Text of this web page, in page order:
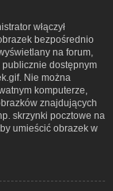
włączył
bezpośrednio
na forum,
dostępnym
Nie można
komputerze,
znajdujących
skrzynki pocztowe na
umieścić obrazek w